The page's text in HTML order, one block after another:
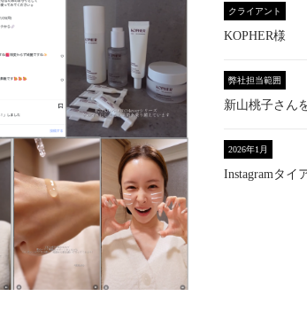
クライアント
KOPHER様
弊社担当範囲
新山桃子さん
2026年1月
Instagramタイ